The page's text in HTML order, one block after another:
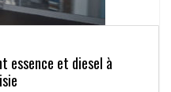
essence et diesel à